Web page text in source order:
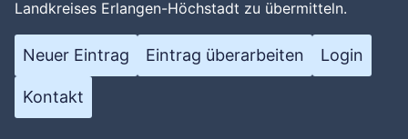
Landkreises Erlangen-Höchstadt zu übermitteln.
Neuer Eintrag Eintrag überarbeiten Login
Kontakt